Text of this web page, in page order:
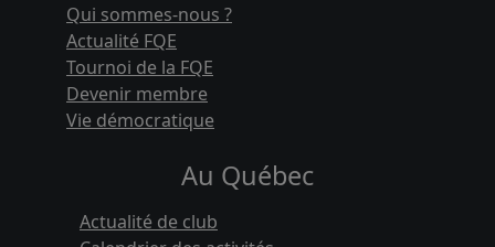
Qui sommes-nous ?
Actualité FQE
Tournoi de la FQE
Devenir membre
Vie démocratique
Au Québec
Actualité de club